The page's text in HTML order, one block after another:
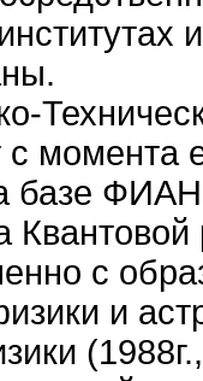
момента
базе
с
и